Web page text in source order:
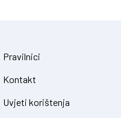
Pravilnici
Kontakt
Uvjeti korištenja